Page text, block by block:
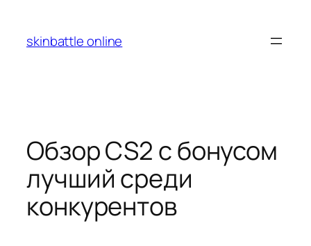
содержимому
skinbattle online
Обзор CS2 с бонусом
лучший среди
конкурентов